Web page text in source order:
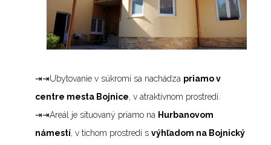
⇥⇥Ubytovanie v súkromí sa nachádza priamo v
centre mesta Bojnice, v atraktívnom prostredí.
⇥⇥Areál je situovaný priamo na Hurbanovom
námestí, v tichom prostredí s výhľadom na Bojnický